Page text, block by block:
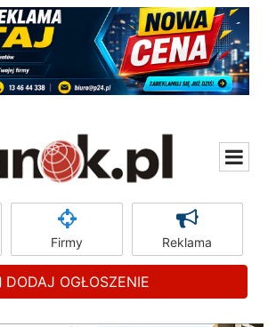
Firmy Reklama
DODAJ OGŁOSZENIE